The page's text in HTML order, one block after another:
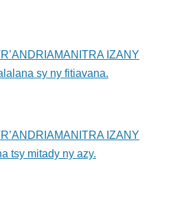
IZANY
sy ny fitiavana.
IZANY
tsy mitady ny azy.